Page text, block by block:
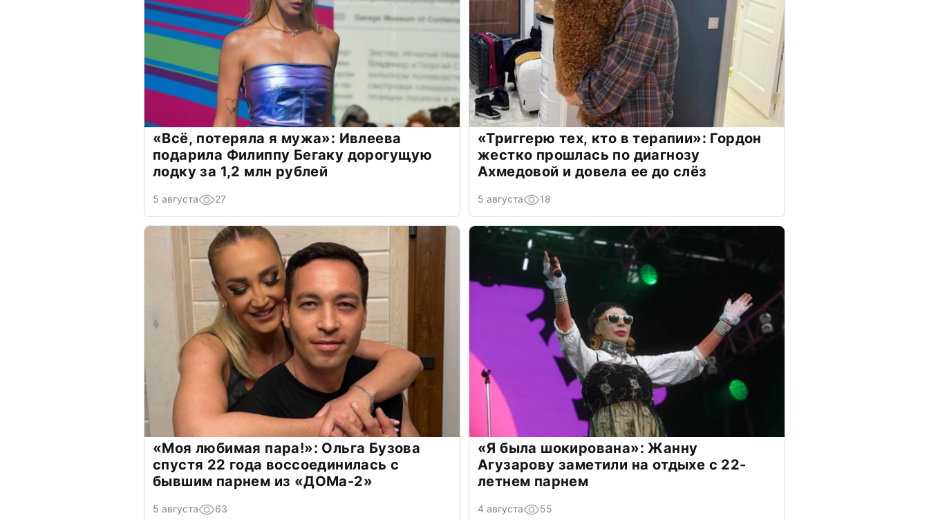
«Всё, потеряла я мужа»: Ивлеева
подарила Филиппу Бегаку дорогущую
лодку за 1,2 млн рублей
5 августа 27
«Триггерю тех, кто в терапии»: Гордон
жестко прошлась по диагнозу
Ахмедовой и довела ее до слёз
5 августа 18
«Моя любимая пара!»: Ольга Бузова
спустя 22 года воссоединилась с
бывшим парнем из «ДОМа-2»
5 августа 63
«Я была шокирована»: Жанну
Агузарову заметили на отдыхе с 22-
летнем парнем
4 августа 55